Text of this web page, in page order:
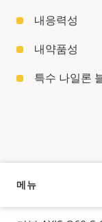
내응력성
내약품성
특수 나일론
메뉴
오버뷰